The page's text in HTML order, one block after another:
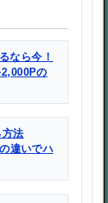
なら今！
の
法
違いでハ